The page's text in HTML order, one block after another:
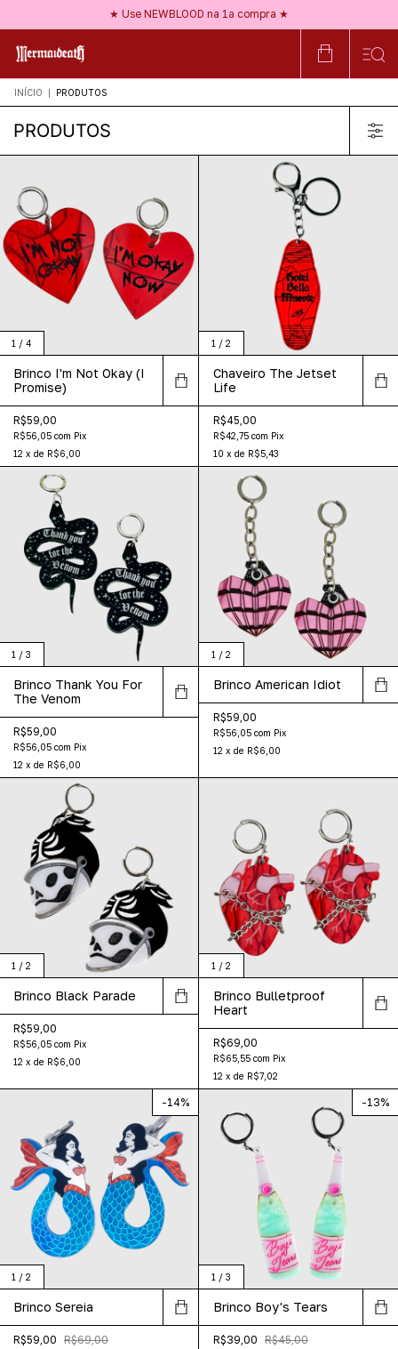
★ Use NEWBLOOD na 1ª compra ★
★ Nossos acessórios são HIPOALERGÊNICOS ★
INÍCIO | PRODUTOS
PRODUTOS
1 / 4
Brinco I'm Not Okay (I
Promise)
R$59,00
R$56,05 com Pix
12 x de R$6,00
1 / 2
Chaveiro The Jetset
Life
R$45,00
R$42,75 com Pix
10 x de R$5,43
1 / 3
Brinco Thank You For
The Venom
R$59,00
R$56,05 com Pix
12 x de R$6,00
1 / 2
Brinco American Idiot
R$59,00
R$56,05 com Pix
12 x de R$6,00
1 / 2
Brinco Black Parade
R$59,00
R$56,05 com Pix
12 x de R$6,00
1 / 2
Brinco Bulletproof
Heart
R$69,00
R$65,55 com Pix
12 x de R$7,02
1 / 2
-14%
Brinco Sereia
R$59,00 R$69,00
1 / 3
-13%
Brinco Boy's Tears
R$39,00 R$45,00